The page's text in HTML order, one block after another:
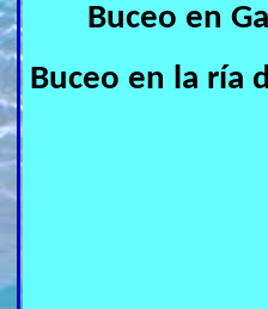
Buceo en
Buceo en la ría